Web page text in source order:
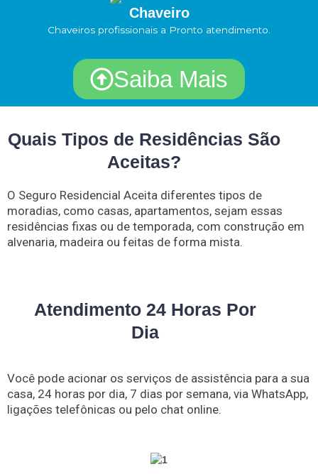
Chaveiro
Chaveiros profissionais a Pronto atendimento.
Saiba Mais
Quais Tipos de Residências São
Aceitas?
O Seguro Residencial Aceita diferentes tipos de
moradias, como casas, apartamentos, sejam essas
residências fixas ou de temporada, com construção em
alvenaria, madeira ou feitas de forma mista.
Atendimento 24 Horas Por
Dia
Você pode acionar os serviços de assistência para a sua
casa, 24 horas por dia, 7 dias por semana, via WhatsApp,
ligações telefônicas ou pelo chat online.